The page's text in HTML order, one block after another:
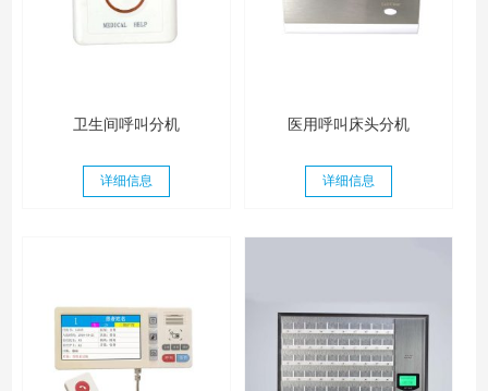
卫生间呼叫分机
详细信息
医用呼叫床头分机
详细信息